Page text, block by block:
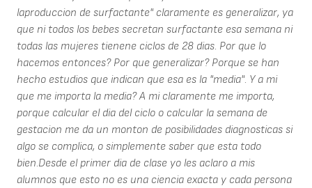
laproduccion de surfactante" claramente es generalizar, ya
que ni todos los bebes secretan surfactante esa semana ni
todas las mujeres tienene ciclos de 28 dias. Por que lo
hacemos entonces? Por que generalizar? Porque se han
hecho estudios que indican que esa es la "media". Y a mi
que me importa la media? A mi claramente me importa,
porque calcular el dia del ciclo o calcular la semana de
gestacion me da un monton de posibilidades diagnosticas si
algo se complica, o simplemente saber que esta todo
bien.Desde el primer dia de clase yo les aclaro a mis
alumnos que esto no es una ciencia exacta y cada persona